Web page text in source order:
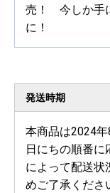
売！ 今しか手
に！
発送時期
本商品は2024
日にちの順番
によって配送状
めご了承くださ